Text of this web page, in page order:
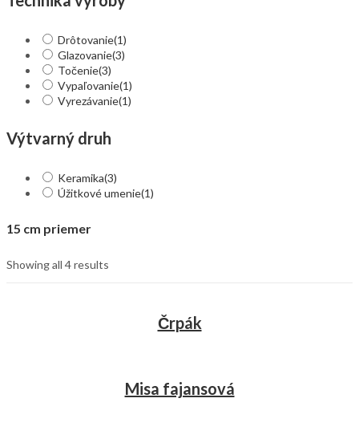
Drôtovanie(1)
Glazovanie(3)
Točenie(3)
Vypaľovanie(1)
Vyrezávanie(1)
Výtvarný druh
Keramika(3)
Úžitkové umenie(1)
15 cm priemer
Showing all 4 results
Črpák
Misa fajansová